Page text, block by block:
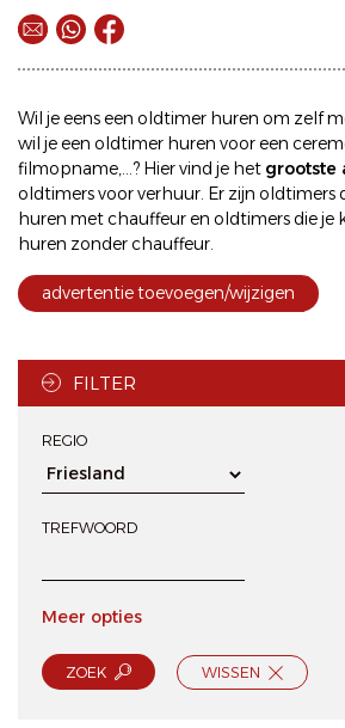
Wil je eens een oldtimer huren om zelf
wil je een oldtimer huren voor een
filmopname,...? Hier vind je het grootste
oldtimers voor verhuur. Er zijn oldtimers
huren met chauffeur en oldtimers die je
huren zonder chauffeur.
advertentie toevoegen/wijzigen
FILTER
REGIO
TREFWOORD
Meer opties
ZOEK WISSEN